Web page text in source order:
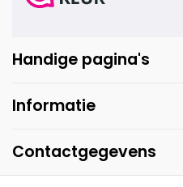
Handige pagina's
Informatie
Contactgegevens